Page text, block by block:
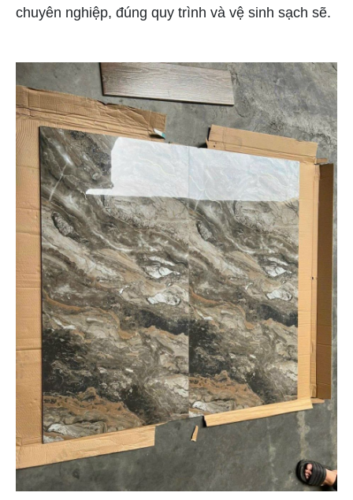
chuyên nghiệp, đúng quy trình và vệ sinh sạch sẽ.